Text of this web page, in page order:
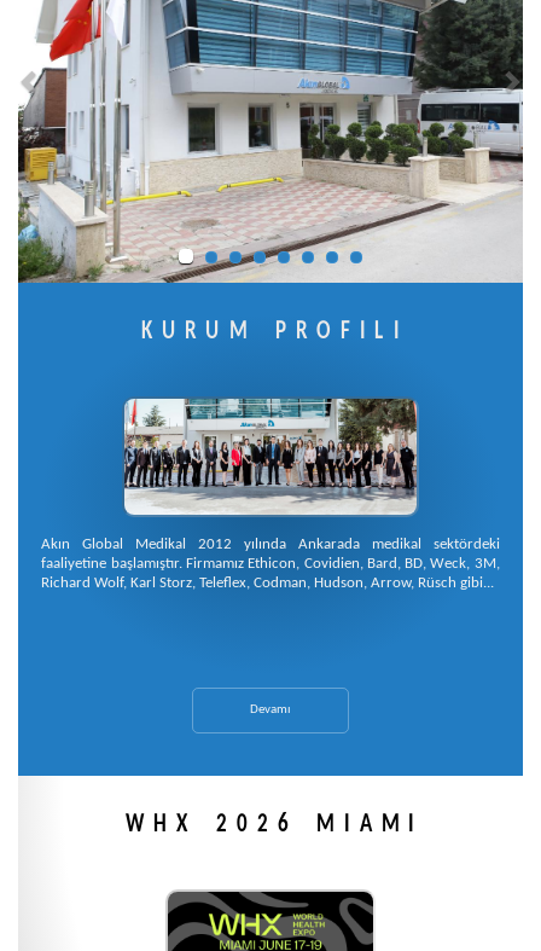
KURUM PROFİLİ
Akın Global Medikal 2012 yılında Ankarada medikal sektördeki
faaliyetine başlamıştır. Firmamız Ethicon, Covidien, Bard, BD, Weck, 3M,
Richard Wolf, Karl Storz, Teleflex, Codman, Hudson, Arrow, Rüsch gibi...
Devamı
WHX 2026 MIAMI